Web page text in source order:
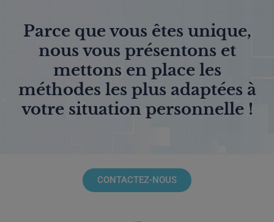
Parce que vous êtes unique,
nous vous présentons et
mettons en place les
méthodes les plus adaptées à
votre situation personnelle !
CONTACTEZ-NOUS